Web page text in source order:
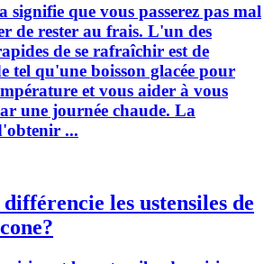
signifie que vous passerez pas mal
de rester au frais. L'un des
de se rafraîchir est de
tel qu'une boisson glacée pour
et vous aider à vous
une journée chaude. La
...
les ustensiles de